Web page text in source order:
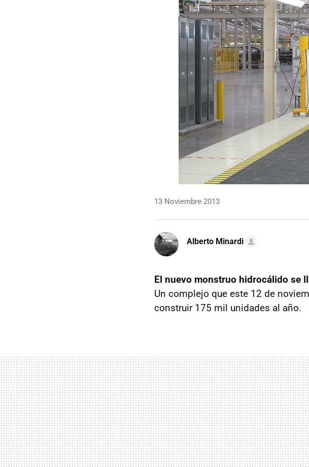
13 Noviembre 2013
Alberto Minardi
El nuevo monstruo hidrocálido se
Un complejo que este 12 de
construir 175 mil unidades al año.